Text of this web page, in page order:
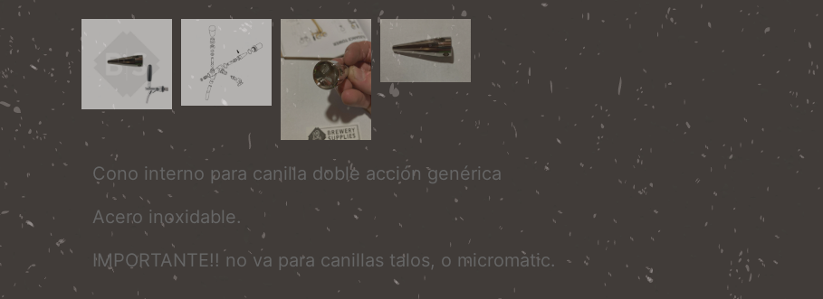
Cono interno para canilla doble acción genérica
Acero inoxidable.
IMPORTANTE!! no va para canillas talos, o micromatic.